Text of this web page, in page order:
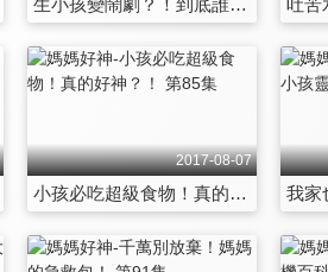
生小孩變鬧劇？！到底誰是豬隊友？ 第79集
2017-08-07
小孩必吃超級食物！真的好神？！ 第85集